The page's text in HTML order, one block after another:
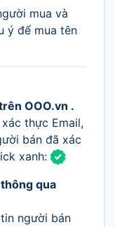
mua và
ý để mua tên
OOO.vn .
thực Email,
bán đã xác
xanh:
qua
người bán